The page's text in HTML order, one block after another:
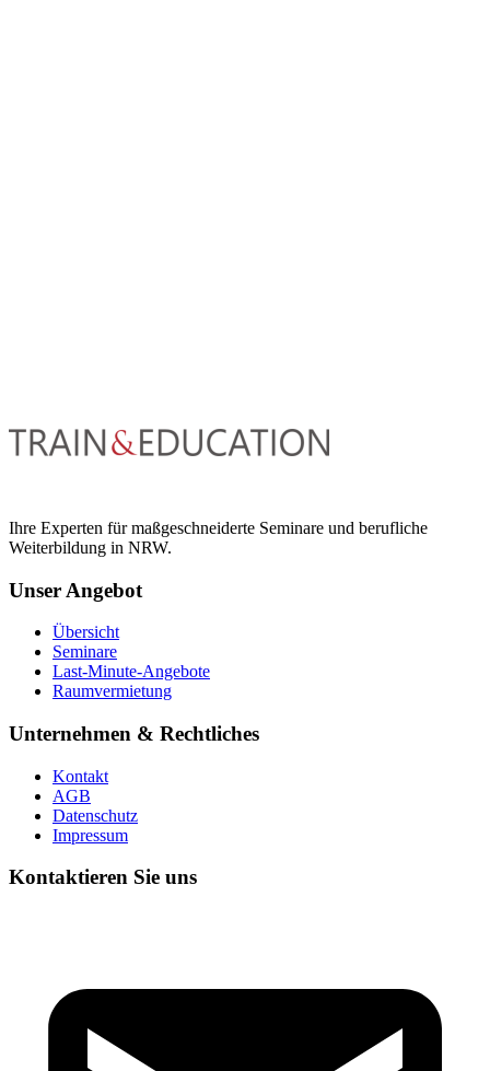
Ihre Experten für maßgeschneiderte Seminare und berufliche
Weiterbildung in NRW.
Unser Angebot
Übersicht
Seminare
Last-Minute-Angebote
Raumvermietung
Unternehmen & Rechtliches
Kontakt
AGB
Datenschutz
Impressum
Kontaktieren Sie uns